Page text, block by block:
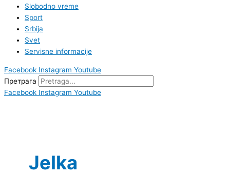
Slobodno vreme
Sport
Srbija
Svet
Servisne informacije
Facebook Instagram Youtube
Претрага
Facebook Instagram Youtube
Jelka